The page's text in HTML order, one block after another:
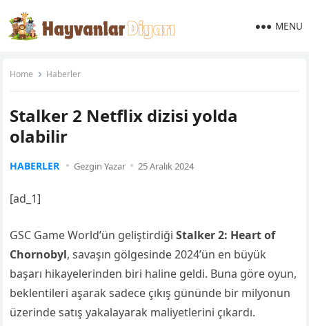
MENU
Home Haberler
Stalker 2 Netflix dizisi yolda
olabilir
HABERLER Gezgin Yazar 25 Aralık 2024
[ad_1]
GSC Game World’ün geliştirdiğiStalker 2: Heart of
Chornobyl, savaşın gölgesinde 2024’ün en büyük
başarı hikayelerinden biri haline geldi. Buna göre oyun,
beklentileri aşarak sadece çıkış gününde bir milyonun
üzerinde satış yakalayarak maliyetlerini çıkardı.